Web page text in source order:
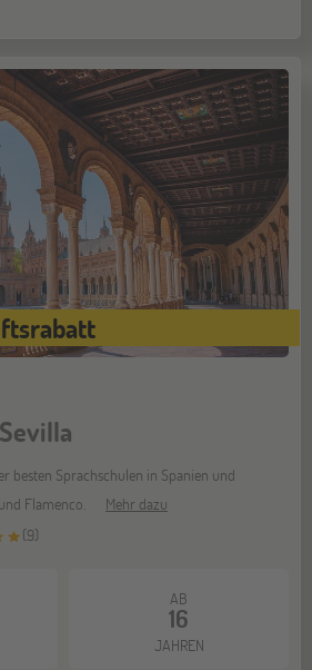
besten Sprachschulen in Spanien und
Flamenco.
Mehr dazu
(9)
AB
16
JAHREN